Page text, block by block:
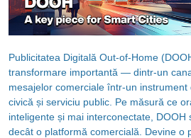
Publicitatea Digitală Out-of-Home
transformare importantă — dintr-un
mesajelor comerciale într-un
civică și serviciu public. Pe măsură ce
inteligente și mai interconectate,
decât o platformă comercială. Devine o